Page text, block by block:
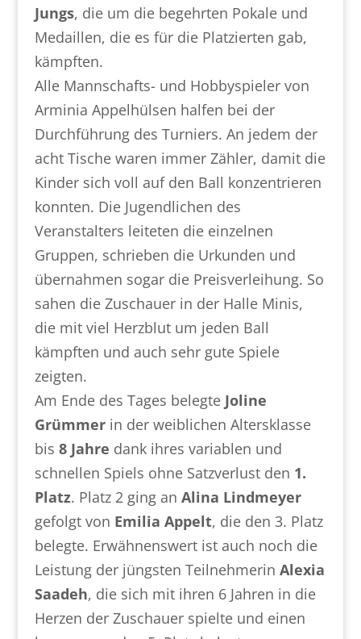
Jungs, die um die begehrten Pokale und
Medaillen, die es für die Platzierten gab,
kämpften.
Alle Mannschafts- und Hobbyspieler von
Arminia Appelhülsen halfen bei der
Durchführung des Turniers. An jedem der
acht Tische waren immer Zähler, damit die
Kinder sich voll auf den Ball konzentrieren
konnten. Die Jugendlichen des
Veranstalters leiteten die einzelnen
Gruppen, schrieben die Urkunden und
übernahmen sogar die Preisverleihung. So
sahen die Zuschauer in der Halle Minis,
die mit viel Herzblut um jeden Ball
kämpften und auch sehr gute Spiele
zeigten.
Am Ende des Tages belegte Joline
Grümmerin der weiblichen Altersklasse
bis 8 Jahre dank ihres variablen und
schnellen Spiels ohne Satzverlust den 1.
Platz. Platz 2 ging an Alina Lindmeyer
gefolgt von Emilia Appelt, die den 3. Platz
belegte. Erwähnenswert ist auch noch die
Leistung der jüngsten Teilnehmerin Alexia
Saadeh, die sich mit ihren 6 Jahren in die
Herzen der Zuschauer spielte und einen